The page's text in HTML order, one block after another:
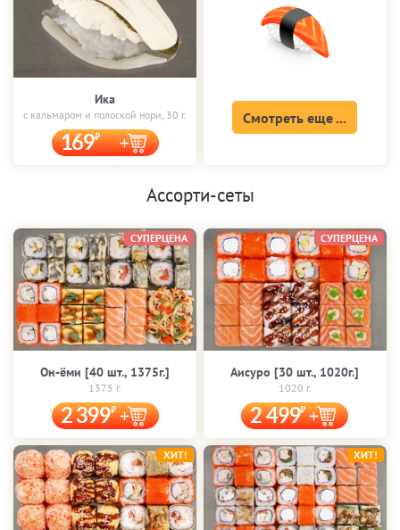
Ика
с кальмаром и полоской нори, 30 г.
169
Смотреть еще ...
Ассорти-сеты
Он-ёми [40 шт., 1375г.]
1375 г.
2 399
СУПЕРЦЕНА
Аисуро [30 шт., 1020г.]
1020 г.
2 499
СУПЕРЦЕНА
ХИТ! ХИТ!